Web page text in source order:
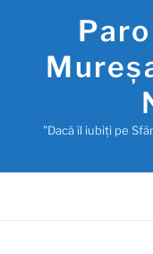
conținut
"Dacă îl iubiţi pe